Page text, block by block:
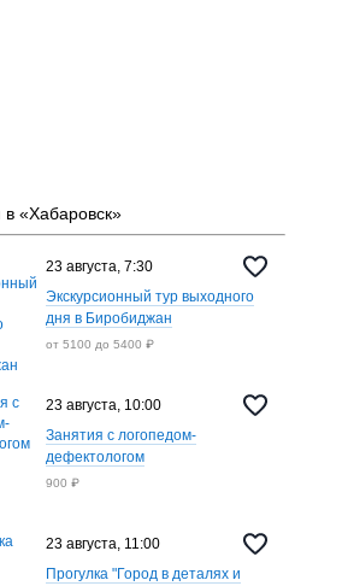
«Хабаровск»
23 августа, 7:30
Экскурсионный тур выходного
дня в Биробиджан
от 5100 до 5400 ₽
23 августа, 10:00
Занятия с логопедом-
дефектологом
900 ₽
23 августа, 11:00
Прогулка "Город в деталях и